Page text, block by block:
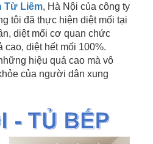
Từ Liêm, Hà Nội của công ty
tôi đã thực hiện diệt mối tại
diệt mối cơ quan chức
cao, diệt hết mối 100%.
hiệu quả cao mà vô
của người dân xung